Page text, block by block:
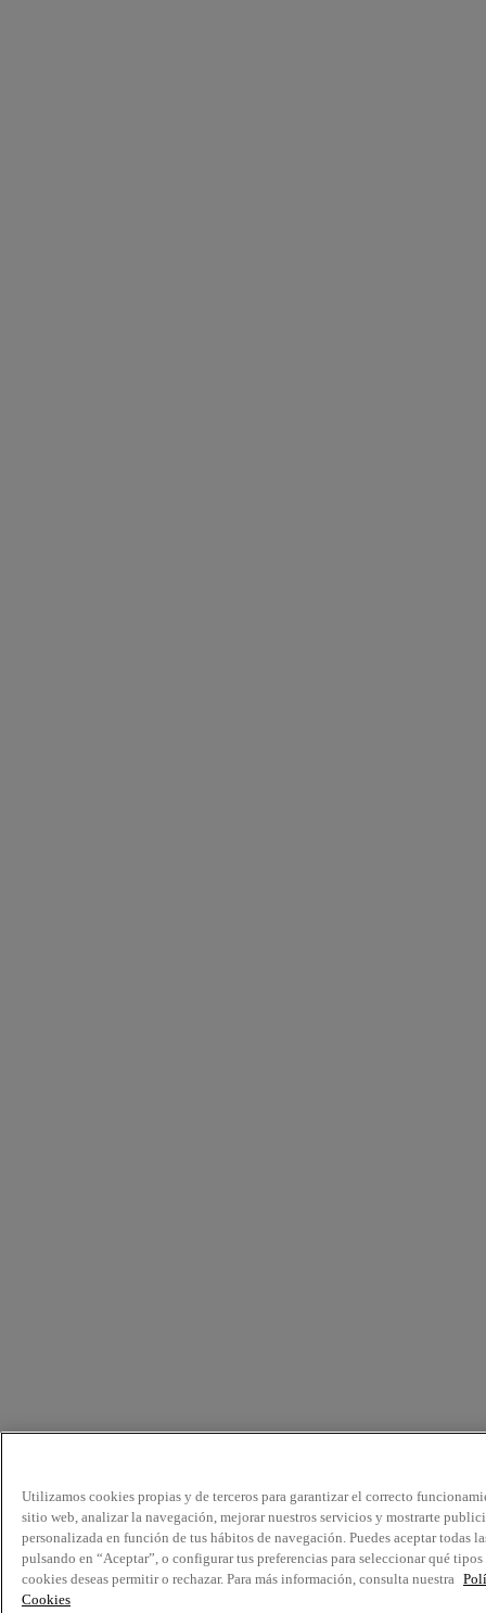
Utilizamos cookies propias y de terceros para garantizar el correcto
sitio web, analizar la navegación, mejorar nuestros servicios y mostrarte
personalizada en función de tus hábitos de navegación. Puedes aceptar todas
pulsando en “Aceptar”, o configurar tus preferencias para seleccionar qué tipos
cookies deseas permitir o rechazar. Para más información, consulta nuestra
Cookies